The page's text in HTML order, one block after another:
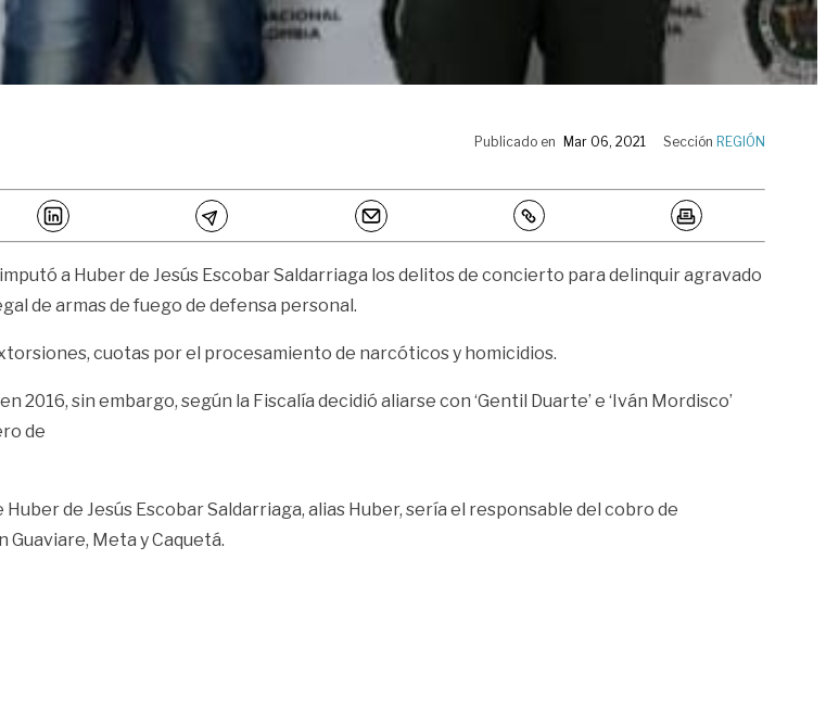
Publicado en Mar 06, 2021 Sección REGIÓN
a Huber de Jesús Escobar Saldarriaga los delitos de concierto para delinquir agravado
de armas de fuego de defensa personal.
cuotas por el procesamiento de narcóticos y homicidios.
2016, sin embargo, según la Fiscalía decidió aliarse con ‘Gentil Duarte’ e ‘Iván Mordisco’
de
de Jesús Escobar Saldarriaga, alias Huber, sería el responsable del cobro de
Meta y Caquetá.